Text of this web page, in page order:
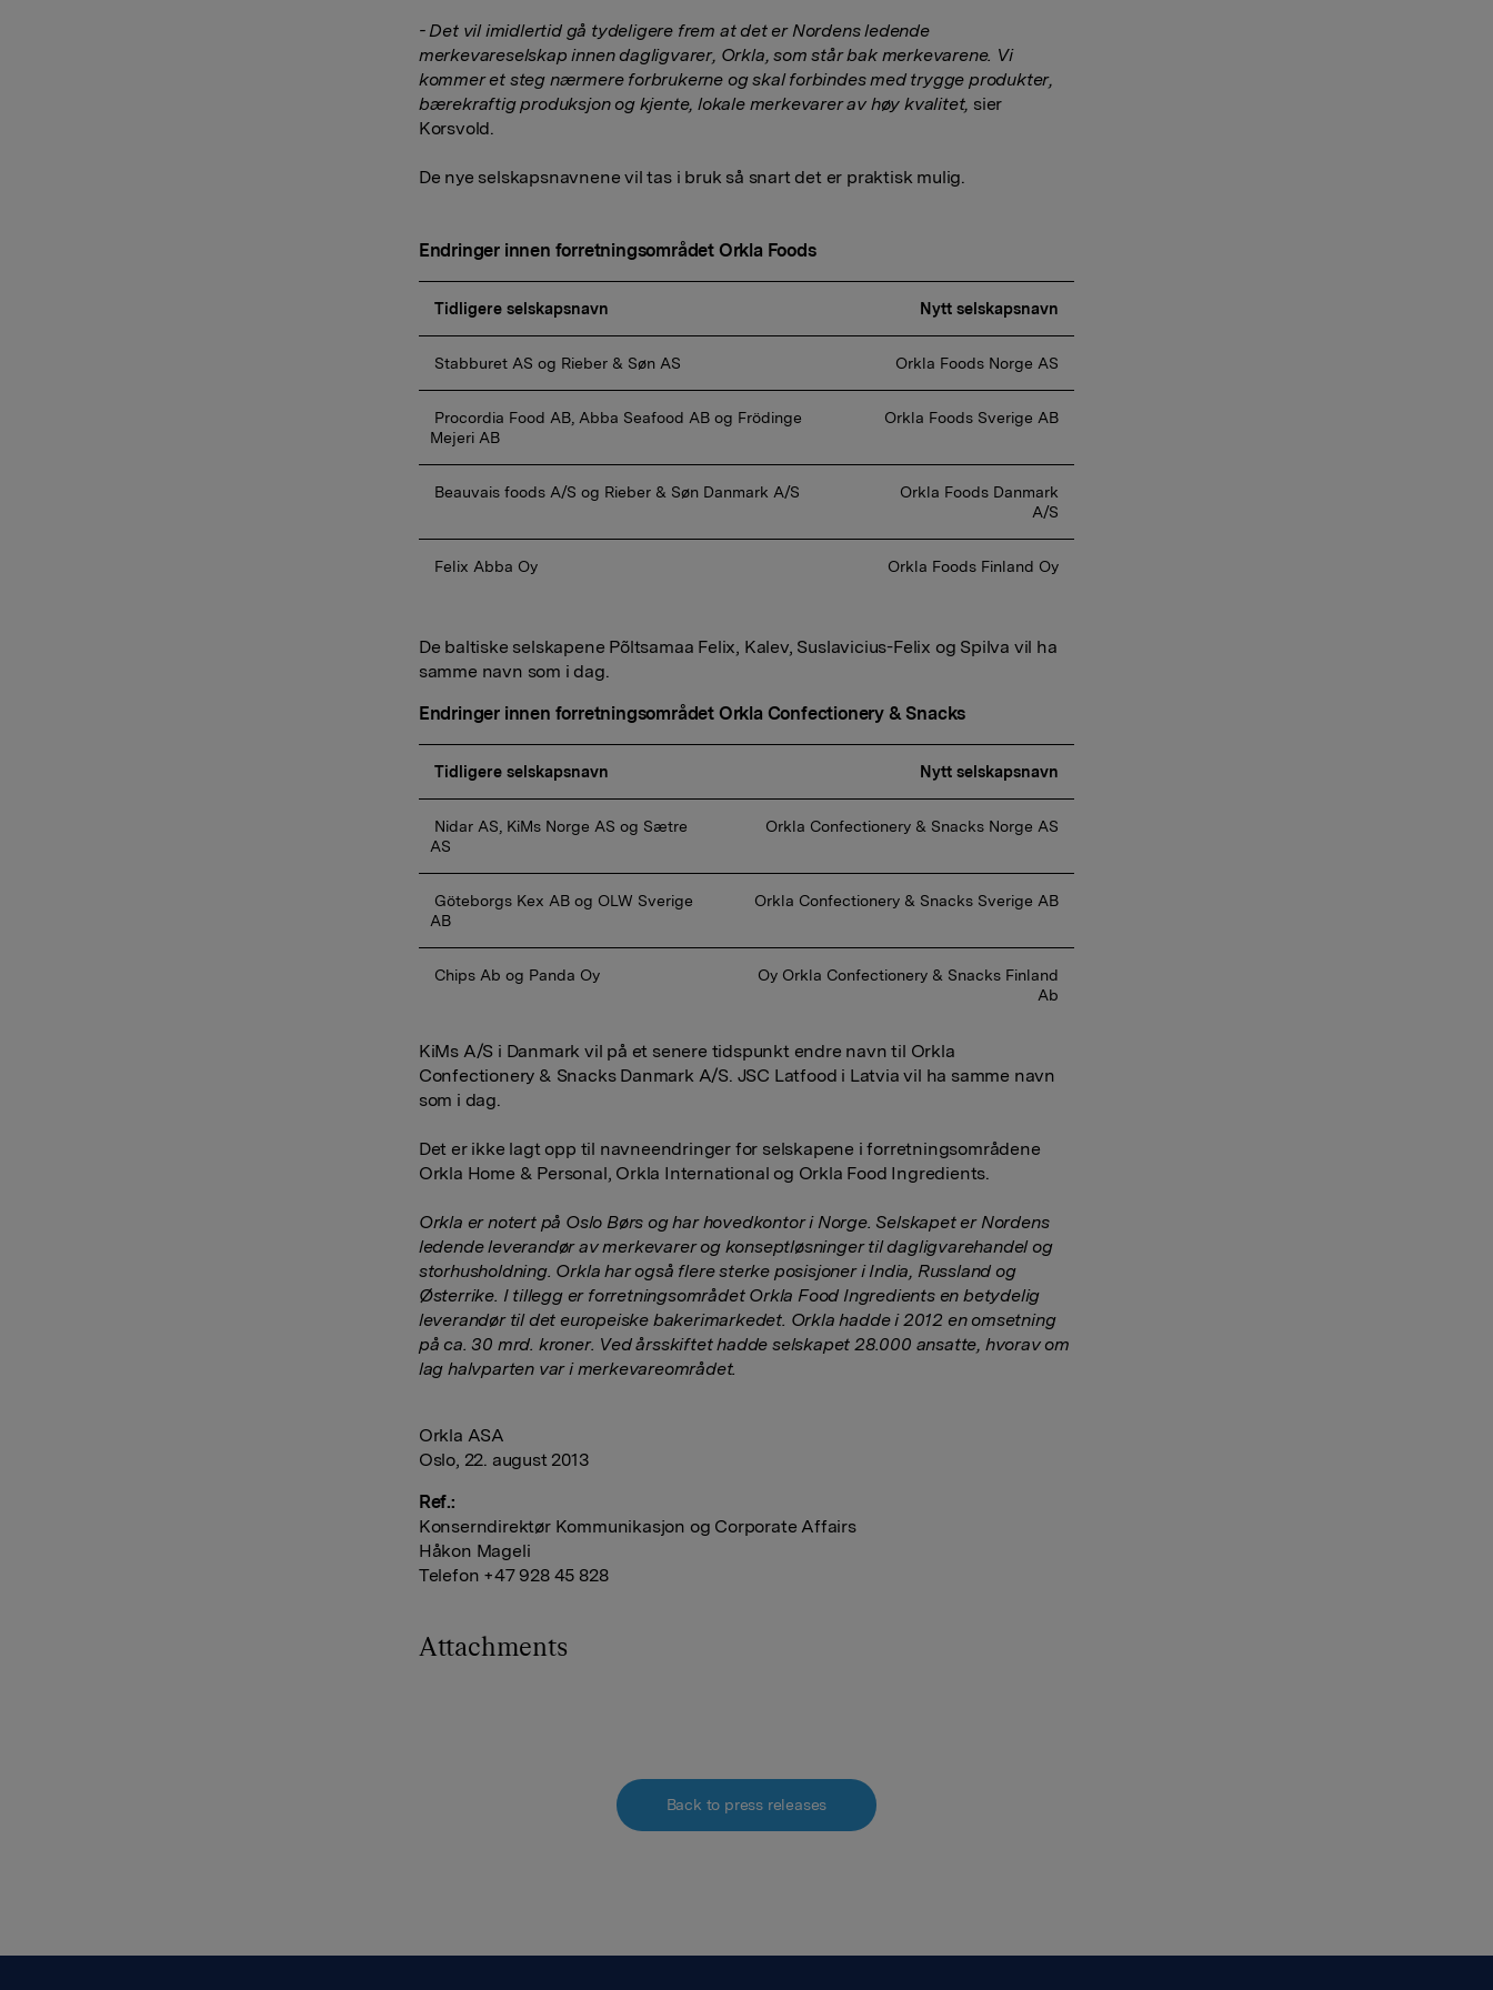
- Det vil imidlertid gå tydeligere frem at det er Nordens ledende
merkevareselskap innen dagligvarer, Orkla, som står bak merkevarene. Vi
kommer et steg nærmere forbrukerne og skal forbindes med trygge produkter,
bærekraftig produksjon og kjente, lokale merkevarer av høy kvalitet, sier
Korsvold.
De nye selskapsnavnene vil tas i bruk så snart det er praktisk mulig.
Endringer innen forretningsområdet Orkla Foods
Tidligere selskapsnavn Nytt selskapsnavn
Stabburet AS og Rieber & Søn AS Orkla Foods Norge AS
Mejeri AB
Orkla Foods Sverige AB
Beauvais foods A/S og Rieber & Søn Danmark A/S
A/S
Felix Abba Oy Orkla Foods Finland Oy
De baltiske selskapene Põltsamaa Felix, Kalev, Suslavicius-Felix og Spilva vil ha
samme navn som i dag.
Endringer innen forretningsområdet Orkla Confectionery & Snacks
Tidligere selskapsnavn Nytt selskapsnavn
AS
Orkla Confectionery & Snacks Norge AS
AB
Orkla Confectionery & Snacks Sverige AB
Chips Ab og Panda Oy
Ab
KiMs A/S i Danmark vil på et senere tidspunkt endre navn til Orkla
Confectionery & Snacks Danmark A/S. JSC Latfood i Latvia vil ha samme navn
som i dag.
Det er ikke lagt opp til navneendringer for selskapene i forretningsområdene
Orkla Home & Personal, Orkla International og Orkla Food Ingredients.
Orkla er notert på Oslo Børs og har hovedkontor i Norge. Selskapet er Nordens
ledende leverandør av merkevarer og konseptløsninger til dagligvarehandel og
storhusholdning. Orkla har også flere sterke posisjoner i India, Russland og
Østerrike. I tillegg er forretningsområdet Orkla Food Ingredients en betydelig
leverandør til det europeiske bakerimarkedet. Orkla hadde i2012 en omsetning
på ca. 30 mrd. kroner. Ved årsskiftet hadde selskapet 28.000 ansatte, hvorav om
lag halvparten var i merkevareområdet.
Orkla ASA
Oslo, 22. august 2013
Ref.:
Konserndirektør Kommunikasjon og Corporate Affairs
Håkon Mageli
Telefon +47 928 45 828
Attachments
Back to press releases